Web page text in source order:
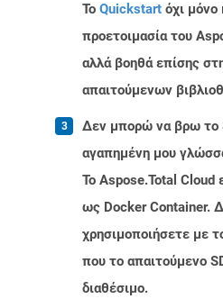
Το Quickstart όχι μόνο
προετοιμασία του
αλλά βοηθά επίσης
απαιτούμενων
Δεν μπορώ να βρω το
αγαπημένη μου
Το Aspose.Total Cloud
ως Docker Container.
χρησιμοποιήσετε με
που το απαιτούμενο
διαθέσιμο.